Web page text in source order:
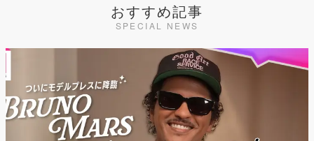
おすすめ記事
SPECIAL NEWS